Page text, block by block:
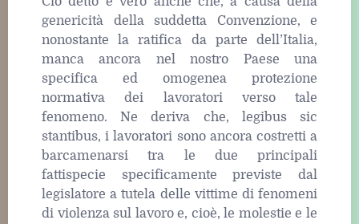
genericità della suddetta Convenzione, e
nonostante la ratifica da parte dell’Italia,
manca ancora nel nostro Paese una
specifica ed omogenea protezione
normativa dei lavoratori verso tale
fenomeno. Ne deriva che, legibus sic
stantibus, i lavoratori sono ancora costretti a
barcamenarsi tra le due principali
fattispecie specificamente previste dal
legislatore a tutela delle vittime di fenomeni
di violenza sul lavoro e, cioè, le molestie e le